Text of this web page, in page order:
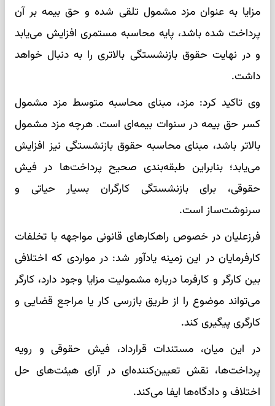
مزایا به عنوان مزد مشمول تلقی شده و حق بیمه بر آن
پرداخت شده باشد، پایه محاسبه مستمری افزایش می‌یابد
و در نهایت حقوق بازنشستگی بالاتری را به دنبال خواهد
داشت.
وی تاکید کرد: مزد، مبنای محاسبه متوسط مزد مشمول
کسر حق بیمه در سنوات بیمه‌ای است. هرچه مزد مشمول
بالاتر باشد، مبنای محاسبه حقوق بازنشستگی نیز افزایش
می‌یابد؛ بنابراین طبقه‌بندی صحیح پرداخت‌ها در فیش
حقوقی، برای بازنشستگی کارگران بسیار حیاتی و
سرنوشت‌ساز است.
فرزعلیان در خصوص راهکارهای قانونی مواجهه با تخلفات
کارفرمایان در این زمینه یادآور شد: در مواردی که اختلافی
بین کارگر و کارفرما درباره مشمولیت مزایا وجود دارد، کارگر
می‌تواند موضوع را از طریق بازرسی کار یا مراجع قضایی و
کارگری پیگیری کند.
در این میان، مستندات قرارداد، فیش حقوقی و رویه
پرداخت‌ها، نقش تعیین‌کننده‌ای در آرای هیئت‌های حل
اختلاف و دادگاه‌ها ایفا می‌کند.